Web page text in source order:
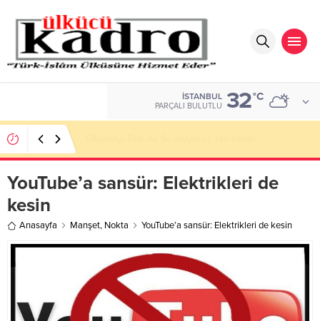
İSTANBUL
PARÇALI BULUTLU 32°C
YouTube’a sansür: Elektrikleri de
kesin
Anasayfa Manşet, Nokta YouTube’a sansür: Elektrikleri de kesin